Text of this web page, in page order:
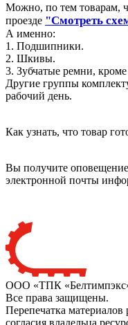
Можно, по тем товарам,
проезде "Смотреть
А именно:
1. Подшипники.
2. Шкивы.
3. Зубчатые ремни,
Другие группы
рабочий день.
Как узнать, что товар
Вы получите
электронной почты
ООО «ТПК
Все права защищены.
Перепечатка материалов
согласия владельца